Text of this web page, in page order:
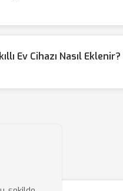
Ev Cihazı Nasıl Eklenir?